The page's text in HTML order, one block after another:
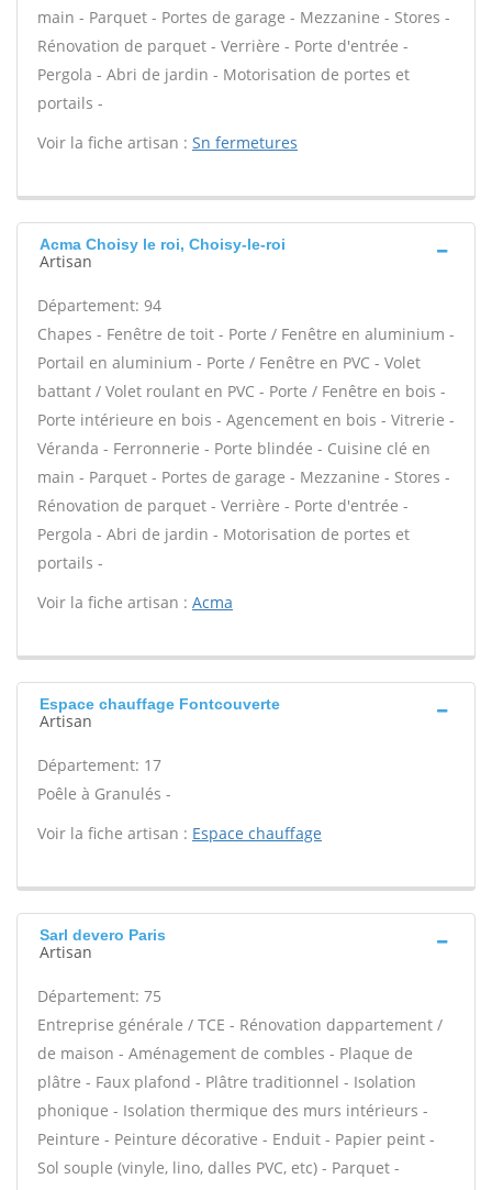
main - Parquet - Portes de garage - Mezzanine - Stores -
Rénovation de parquet - Verrière - Porte d'entrée -
Pergola - Abri de jardin - Motorisation de portes et
portails -
Voir la fiche artisan : Sn fermetures
Acma Choisy le roi, Choisy-le-roi
Artisan
Département: 94
Chapes - Fenêtre de toit - Porte / Fenêtre en aluminium -
Portail en aluminium - Porte / Fenêtre en PVC - Volet
battant / Volet roulant en PVC - Porte / Fenêtre en bois -
Porte intérieure en bois - Agencement en bois - Vitrerie -
Véranda - Ferronnerie - Porte blindée - Cuisine clé en
main - Parquet - Portes de garage - Mezzanine - Stores -
Rénovation de parquet - Verrière - Porte d'entrée -
Pergola - Abri de jardin - Motorisation de portes et
portails -
Voir la fiche artisan : Acma
Espace chauffage Fontcouverte
Artisan
Département: 17
Poêle à Granulés -
Voir la fiche artisan : Espace chauffage
Sarl devero Paris
Artisan
Département: 75
Entreprise générale / TCE - Rénovation dappartement /
de maison - Aménagement de combles - Plaque de
plâtre - Faux plafond - Plâtre traditionnel - Isolation
phonique - Isolation thermique des murs intérieurs -
Peinture - Peinture décorative - Enduit - Papier peint -
Sol souple (vinyle, lino, dalles PVC, etc) - Parquet -